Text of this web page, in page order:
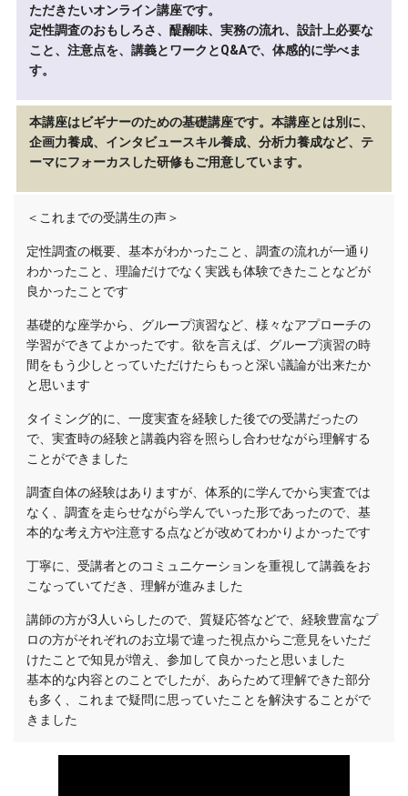
ただきたいオンライン講座です。
定性調査のおもしろさ、醍醐味、実務の流れ、設計上必要な
こと、注意点を、講義とワークとQ&Aで、体感的に学べま
す。
本講座はビギナーのための基礎講座です。本講座とは別に、
企画力養成、インタビュースキル養成、分析力養成など、テ
ーマにフォーカスした研修もご用意しています。
＜これまでの受講生の声＞
定性調査の概要、基本がわかったこと、調査の流れが一通り
わかったこと、理論だけでなく実践も体験できたことなどが
良かったことです
基礎的な座学から、グループ演習など、様々なアプローチの
学習ができてよかったです。欲を言えば、グループ演習の時
間をもう少しとっていただけたらもっと深い議論が出来たか
と思います
タイミング的に、一度実査を経験した後での受講だったの
で、実査時の経験と講義内容を照らし合わせながら理解する
ことができました
調査自体の経験はありますが、体系的に学んでから実査では
なく、調査を走らせながら学んでいった形であったので、基
本的な考え方や注意する点などが改めてわかりよかったです
丁寧に、受講者とのコミュニケーションを重視して講義をお
こなっていてだき、理解が進みました
講師の方が3人いらしたので、質疑応答などで、経験豊富なプ
ロの方がそれぞれのお立場で違った視点からご意見をいただ
けたことで知見が増え、参加して良かったと思いました
基本的な内容とのことでしたが、あらためて理解できた部分
も多く、これまで疑問に思っていたことを解決することがで
きました